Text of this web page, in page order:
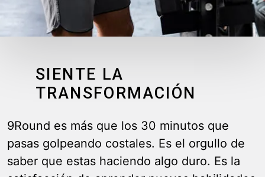
SIENTE LA
TRANSFORMACIÓN
9Round es más que los 30 minutos que
pasas golpeando costales. Es el orgullo de
saber que estas haciendo algo duro. Es la